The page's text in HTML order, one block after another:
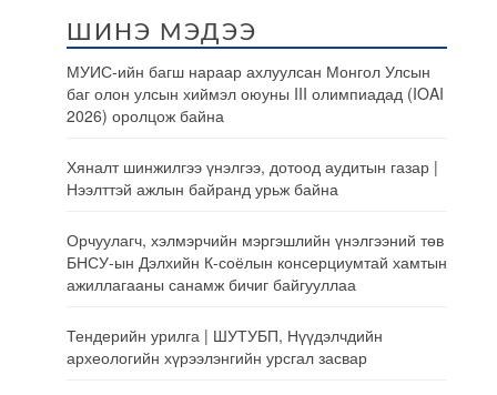
ШИНЭ МЭДЭЭ
МУИС-ийн багш нараар ахлуулсан Монгол Улсын
баг олон улсын хиймэл оюуны III олимпиадад (IOAI
2026) оролцож байна
Хяналт шинжилгээ үнэлгээ, дотоод аудитын газар |
Нээлттэй ажлын байранд урьж байна
Орчуулагч, хэлмэрчийн мэргэшлийн үнэлгээний төв
БНСУ-ын Дэлхийн К-соёлын консерциумтай хамтын
ажиллагааны санамж бичиг байгууллаа
Тендерийн урилга | ШУТУБП, Нүүдэлчдийн
археологийн хүрээлэнгийн урсгал засвар